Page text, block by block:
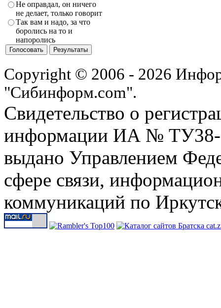
Не оправдал, он ничего
не делает, только говорит
Так вам и надо, за что
боролись на то и
напоролись
Copyright © 2006 - 2026
"Сибинформ.com".
Свидетельство о
информации ИА № ТУ38-
выдано Управлением
сфере связи,
коммуникаций по